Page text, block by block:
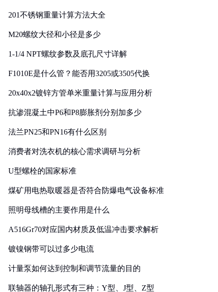
201不锈钢重量计算方法大全
M20螺纹大径和小径是多少
1-1/4 NPT螺纹参数及底孔尺寸详解
F1010E是什么管？能否用3205或3505代换
20x40x2镀锌方管单米重量计算与应用分析
抗渗混凝土中P6和P8膨胀剂分别加多少
法兰PN25和PN16有什么区别
消费者对洗衣机的核心需求调研与分析
U型螺栓的国家标准
煤矿用电热取暖器是否符合防爆电气设备标准
照明母线槽的主要作用是什么
A516Gr70对应国内材质及低温冲击要求解析
镀镍钢带可以过多少电流
计量泵如何达到控制和调节流量的目的
联轴器的轴孔形式有三种：Y型、J型、Z型